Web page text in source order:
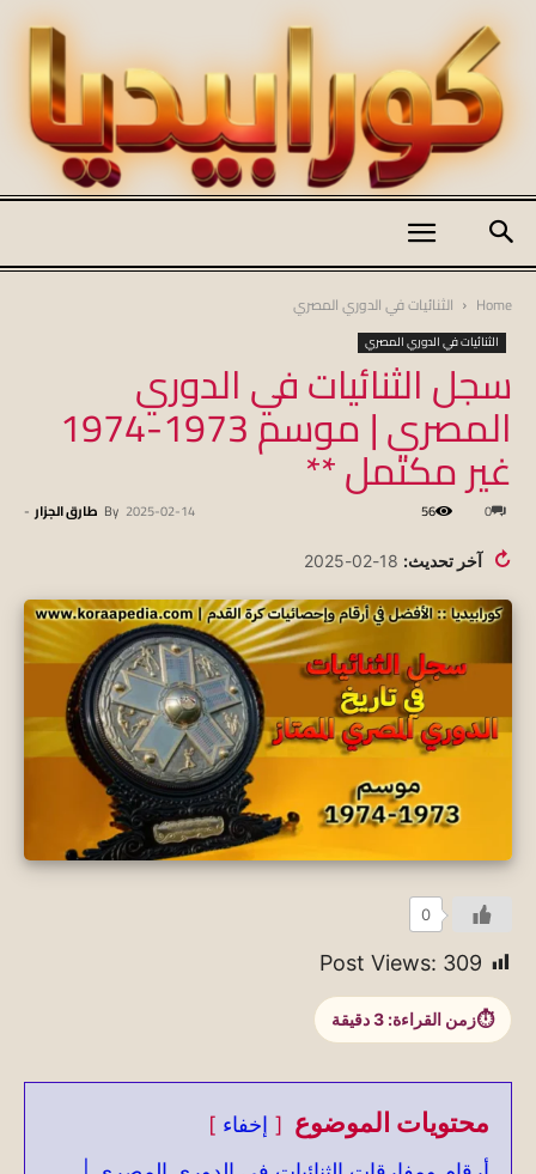
Home الثنائيات في الدوري المصري
الثنائيات في الدوري المصري
سجل الثنائيات في الدوري
المصري | موسم 1973-1974
غير مكتمل **
By طارق الجزار - 2025-02-14 0
56
↻ آخر تحديث: 18-02-2025
0
Post Views: 309
زمن القراءة: 3دقيقة
محتويات الموضوع
إخفاء